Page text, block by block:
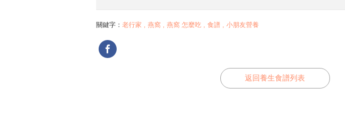
關鍵字： 老行家 , 燕窩 , 燕窩 怎麼吃 , 食譜 , 小朋友營養
返回養生食譜列表